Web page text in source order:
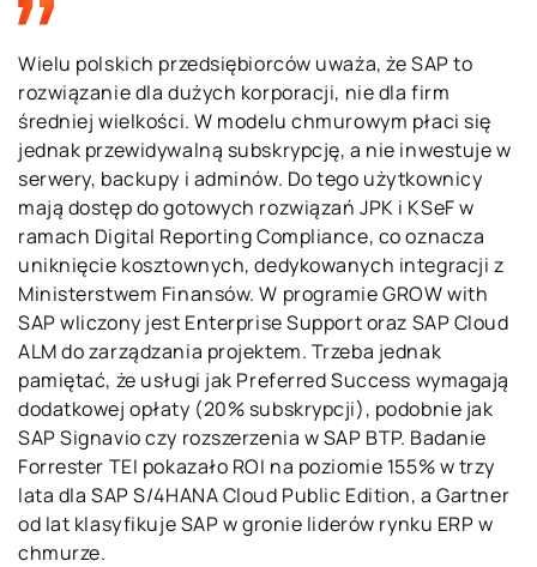
Wielu polskich przedsiębiorców uważa, że SAP to
rozwiązanie dla dużych korporacji, nie dla firm
średniej wielkości. W modelu chmurowym płaci się
jednak przewidywalną subskrypcję, a nie inwestuje w
serwery, backupy i adminów. Do tego użytkownicy
mają dostęp do gotowych rozwiązań JPK i KSeF w
ramach Digital Reporting Compliance, co oznacza
uniknięcie kosztownych, dedykowanych integracji z
Ministerstwem Finansów. W programie GROW with
SAP wliczony jest Enterprise Support oraz SAP Cloud
ALM do zarządzania projektem. Trzeba jednak
pamiętać, że usługi jak Preferred Success wymagają
dodatkowej opłaty (20% subskrypcji), podobnie jak
SAP Signavio czy rozszerzenia w SAP BTP. Badanie
Forrester TEI pokazało ROI na poziomie 155% w trzy
lata dla SAP S/4HANA Cloud Public Edition, a Gartner
od lat klasyfikuje SAP w gronie liderów rynku ERP w
chmurze.